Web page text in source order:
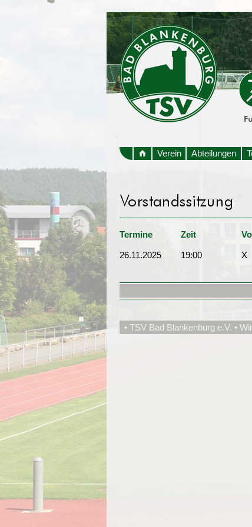
Verein Abteilungen
Termine Zeit
26.11.2025
19:00 X
• TSV Bad Blankenburg e.V. •